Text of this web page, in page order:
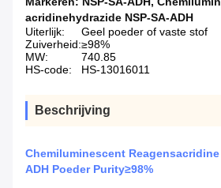
acridinehydrazide NSP-SA-ADH
Uiterlijk:
Geel poeder of vaste stof
Zuiverheid:≥98%
MW:
740.85
HS-code:
HS-13016011
Beschrijving
Chemiluminescent
ADH Poeder Purity≥98%